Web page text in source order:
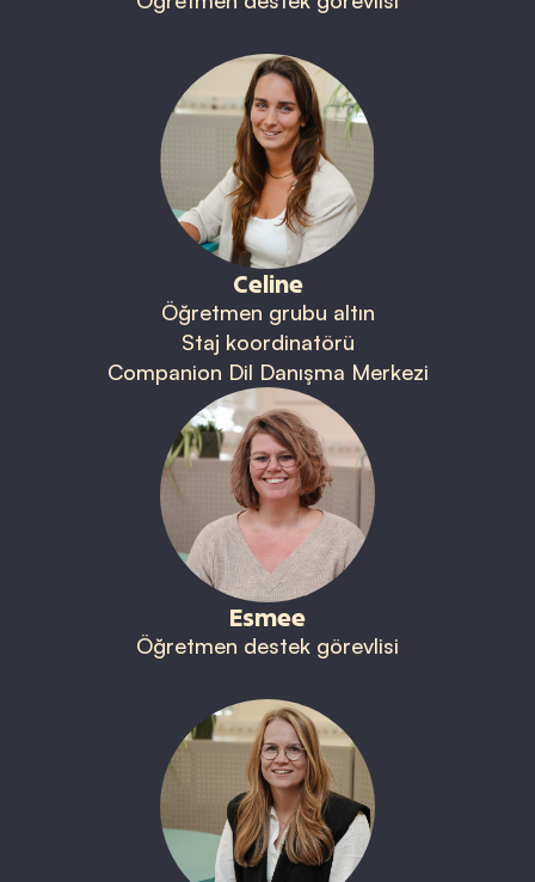
Celine
Öğretmen grubu altın
Staj koordinatörü
Companion Dil Danışma Merkezi
Esmee
Öğretmen destek görevlisi